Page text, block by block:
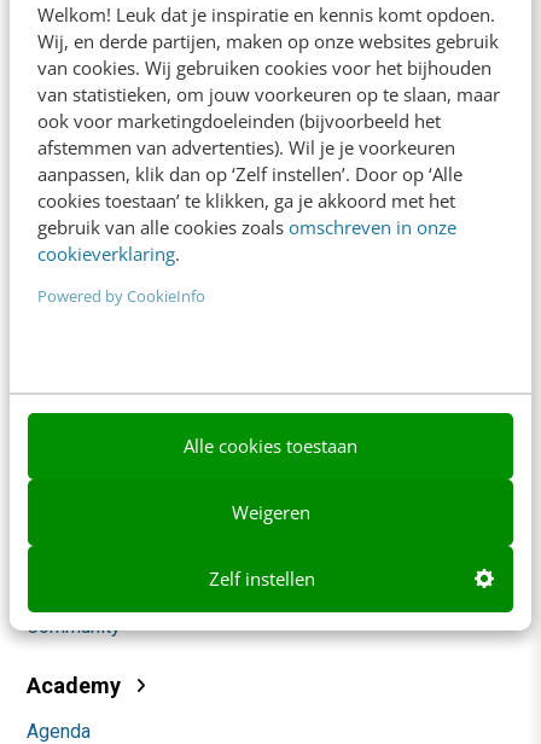
Welkom! Leuk dat je inspiratie en kennis komt opdoen.
Wij, en derde partijen, maken op onze websites gebruik
van cookies. Wij gebruiken cookies voor het bijhouden
van statistieken, om jouw voorkeuren op te slaan, maar
ook voor marketingdoeleinden (bijvoorbeeld het
afstemmen van advertenties). Wil je je voorkeuren
aanpassen, klik dan op ‘Zelf instellen’. Door op ‘Alle
cookies toestaan’ te klikken, ga je akkoord met het
gebruik van alle cookies zoals omschreven in onze
cookieverklaring.
Powered by CookieInfo
Alle cookies toestaan
Weigeren
Zelf instellen
Contact
Nieuwsbrieven
Over ons
Ons team
Werken bij
Whitepapers
Blog
Content & Communicatie
Marketing
Community
Academy
Agenda